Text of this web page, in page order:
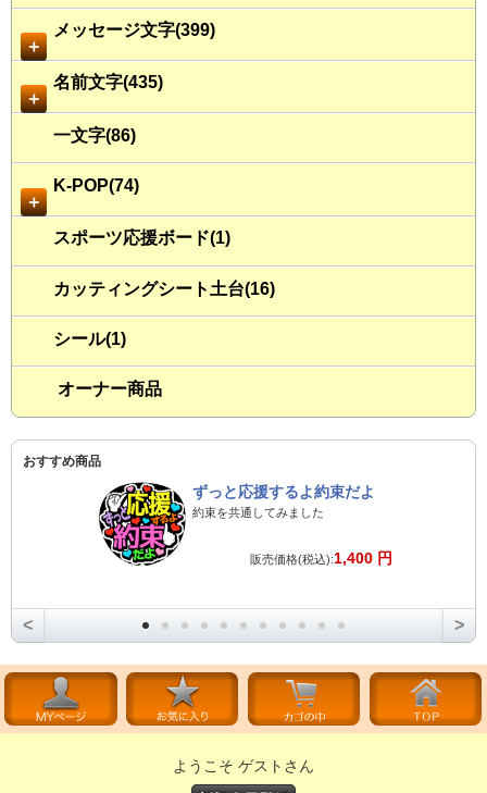
＋
メッセージ文字(399)
＋
名前文字(435)
一文字(86)
＋
K-POP(74)
スポーツ応援ボード(1)
カッティングシート土台(16)
シール(1)
オーナー商品
おすすめ商品
ずっと応援するよ約束だよ
約束を共通してみました
販売価格(税込):1,400 円
< >
ようこそ ゲストさん